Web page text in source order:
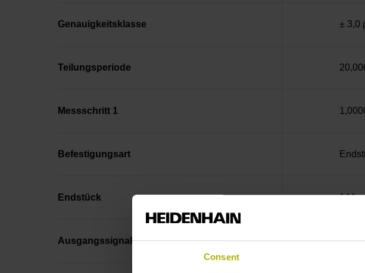
Consent
Genauigkeitsklasse ± 3,0
Teilungsperiode
Messschritt 1
Befestigungsart
Endstück 14A
Ausgangssignal ohne